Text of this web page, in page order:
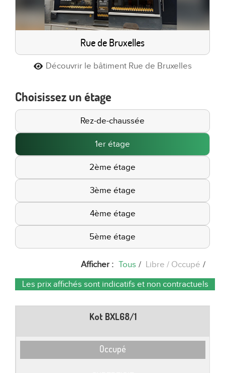
Rue de Bruxelles
Découvrir le bâtiment Rue de Bruxelles
Choisissez un étage
Rez-de-chaussée
1er étage
2ème étage
3ème étage
4ème étage
5ème étage
/
/ Libre Occupé
Tous
Afficher :
Les prix affichés sont indicatifs et non contractuels
Kot BXL68/1
Occupé